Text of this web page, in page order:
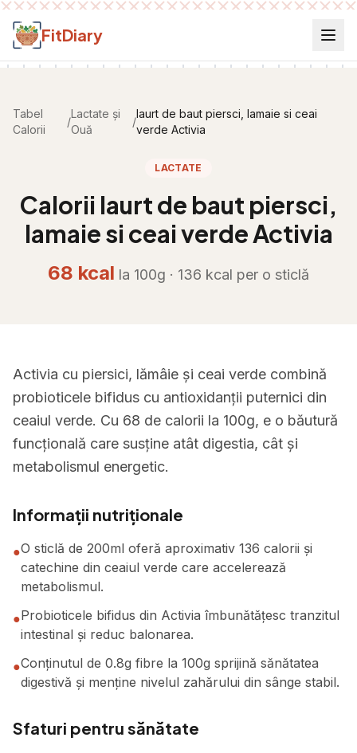
Salt la conținut
FitDiary
Tabel
Calorii
/
Lactate și
Ouă
/
Iaurt de baut piersci, lamaie si ceai
verde Activia
LACTATE
Calorii Iaurt de baut piersci,
lamaie si ceai verde Activia
68 kcal la 100g · 136 kcal per o sticlă
Activia cu piersici, lămâie și ceai verde combină
probioticele bifidus cu antioxidanții puternici din
ceaiul verde. Cu 68 de calorii la 100g, e o băutură
funcțională care susține atât digestia, cât și
metabolismul energetic.
Informații nutriționale
●O sticlă de 200ml oferă aproximativ 136 calorii și
catechine din ceaiul verde care accelerează
metabolismul.
●Probioticele bifidus din Activia îmbunătățesc tranzitul
intestinal și reduc balonarea.
●Conținutul de 0.8g fibre la 100g sprijină sănătatea
digestivă și menține nivelul zahărului din sânge stabil.
Sfaturi pentru sănătate